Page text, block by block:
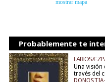
mostrar mapa
Probablemente te
LABIOS/
Una visión
través del